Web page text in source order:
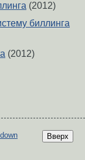
(2012)
биллинга
(2012)
Вверх